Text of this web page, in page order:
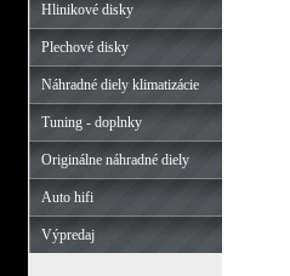
Hlinikové disky
Plechové disky
Náhradné diely klimatizácie
Tuning - doplnky
Originálne náhradné diely
Auto hifi
Výpredaj